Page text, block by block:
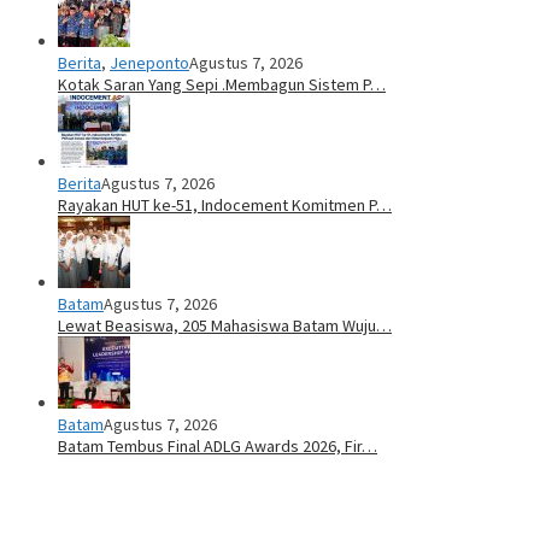
Berita, JenepontoAgustus 7, 2026
Kotak Saran Yang Sepi .Membagun Sistem P…
BeritaAgustus 7, 2026
Rayakan HUT ke-51, Indocement Komitmen P…
BatamAgustus 7, 2026
Lewat Beasiswa, 205 Mahasiswa Batam Wuju…
BatamAgustus 7, 2026
Batam Tembus Final ADLG Awards 2026, Fir…